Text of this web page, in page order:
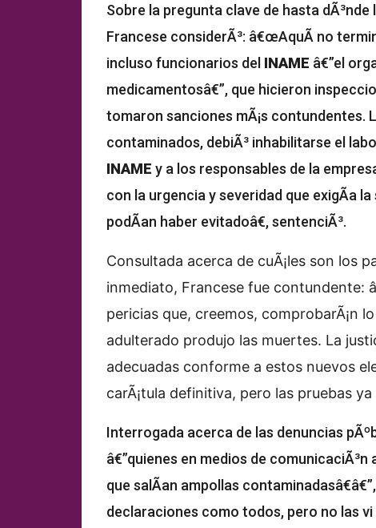
Sobre la pregunta clave de hasta
Francese considerÃ³: â€œAquÃ­ no
incluso funcionarios del INAME â€”el
medicamentosâ€”, que hicieron
tomaron sanciones mÃ¡s
contaminados, debiÃ³ inhabilitarse el
INAME y a los responsables de la
con la urgencia y severidad que exigÃ­a
podÃ­an haber evitadoâ€, sentenciÃ³.
Consultada acerca de cuÃ¡les son los
inmediato, Francese fue contundente:
pericias que, creemos, comprobarÃ¡n
adulterado produjo las muertes. La
adecuadas conforme a estos nuevos
carÃ¡tula definitiva, pero las pruebas ya
Interrogada acerca de las denuncias
â€”quienes en medios de
que salÃ­an ampollas
declaraciones como todos, pero no las